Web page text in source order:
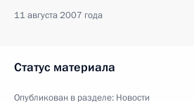
11 августа 2007 года
Статус материала
Опубликован в разделе: Новости